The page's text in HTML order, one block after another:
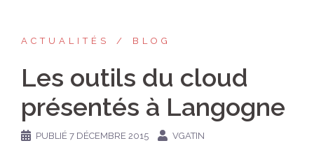
ACTUALITÉS BLOG
Les outils du cloud
présentés à Langogne
PUBLIÉ 7 DÉCEMBRE 2015 VGATIN